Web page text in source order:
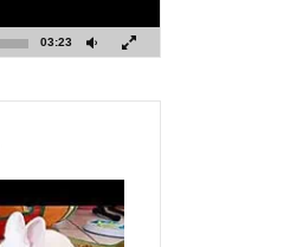
03:23